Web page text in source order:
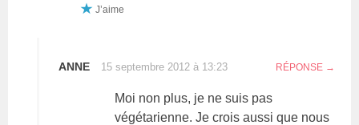
J’aime
ANNE 15 septembre 2012 à 13:23 RÉPONSE
Moi non plus, je ne suis pas
végétarienne. Je crois aussi que nous